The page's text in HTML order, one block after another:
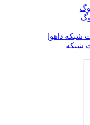
شبکه داهوا
شبکه